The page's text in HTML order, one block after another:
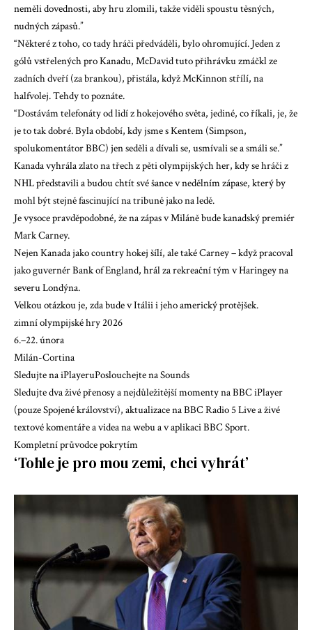
neměli dovednosti, aby hru zlomili, takže viděli spoustu těsných,
nudných zápasů.”
“Některé z toho, co tady hráči předváděli, bylo ohromující. Jeden z
gólů vstřelených pro Kanadu, McDavid tuto přihrávku zmáčkl ze
zadních dveří (za brankou), přistála, když McKinnon střílí, na
halfvolej. Tehdy to poznáte.
“Dostávám telefonáty od lidí z hokejového světa, jediné, co říkali, je, že
je to tak dobré. Byla období, kdy jsme s Kentem (Simpson,
spolukomentátor BBC) jen seděli a dívali se, usmívali se a smáli se.”
Kanada vyhrála zlato na třech z pěti olympijských her, kdy se hráči z
NHL představili a budou chtít své šance v nedělním zápase, který by
mohl být stejně fascinující na tribuně jako na ledě.
Je vysoce pravděpodobné, že na zápas v Miláně bude kanadský premiér
Mark Carney.
Nejen Kanada jako country hokej šílí, ale také Carney – když pracoval
jako guvernér Bank of England, hrál za rekreační tým v Haringey na
severu Londýna.
Velkou otázkou je, zda bude v Itálii i jeho americký protějšek.
zimní olympijské hry 2026
6.–22. února
Milán-Cortina
Sledujte na iPlayeruPoslouchejte na Sounds
Sledujte dva živé přenosy a nejdůležitější momenty na BBC iPlayer
(pouze Spojené království), aktualizace na BBC Radio 5 Live a živé
textové komentáře a videa na webu a v aplikaci BBC Sport.
Kompletní průvodce pokrytím
‘Tohle je pro mou zemi, chci vyhrát’